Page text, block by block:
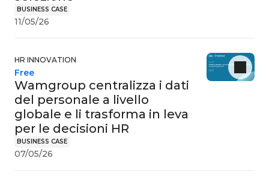
BUSINESS CASE
11/05/26
HR INNOVATION
BUSINESS CASE
Wamgroup centralizza i dati
del personale a livello
globale e li trasforma in leva
per le decisioni HR
Free
07/05/26